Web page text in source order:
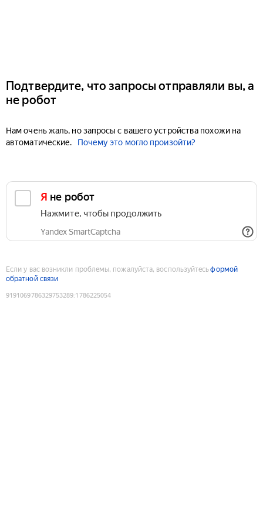
Подтвердите, что запросы отправляли вы, а
не робот
Нам очень жаль, но запросы с вашего устройства похожи на
автоматические.
Почему это могло произойти?
Я не робот
Нажмите, чтобы продолжить
Yandex SmartCaptcha
Если у вас возникли проблемы, пожалуйста, воспользуйтесьформой
обратной связи
9191069786329753289:1786225054